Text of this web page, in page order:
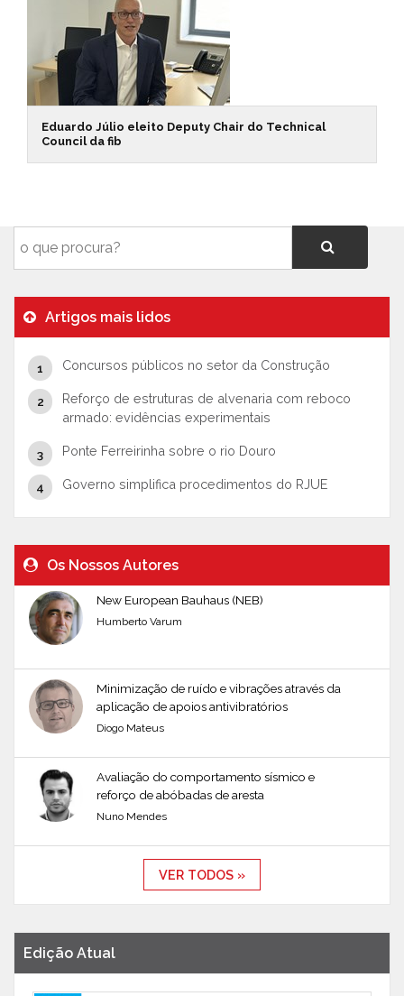
Eduardo Júlio eleito Deputy Chair do Technical
Council da fib
Artigos mais lidos
Concursos públicos no setor da Construção
Reforço de estruturas de alvenaria com reboco
armado: evidências experimentais
Ponte Ferreirinha sobre o rio Douro
Governo simplifica procedimentos do RJUE
Os Nossos Autores
New European Bauhaus (NEB)
Humberto Varum
Minimização de ruído e vibrações através da
aplicação de apoios antivibratórios
Diogo Mateus
Avaliação do comportamento sísmico e
reforço de abóbadas de aresta
Nuno Mendes
VER TODOS »
Edição Atual